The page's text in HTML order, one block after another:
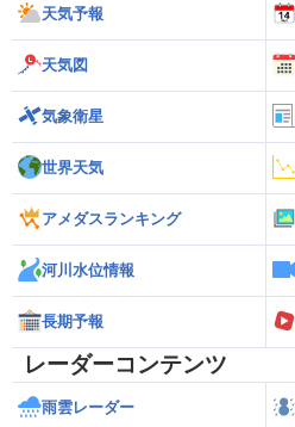
天気予報
天気図
気象衛星
世界天気
アメダスランキング
河川水位情報
長期予報
レーダーコンテンツ
雨雲レーダー